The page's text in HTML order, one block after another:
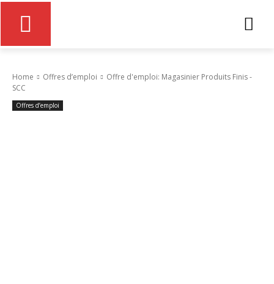
Home Offres d’emploi
Offre d'emploi: Magasinier Produits Finis -
SCC
Offres d’emploi